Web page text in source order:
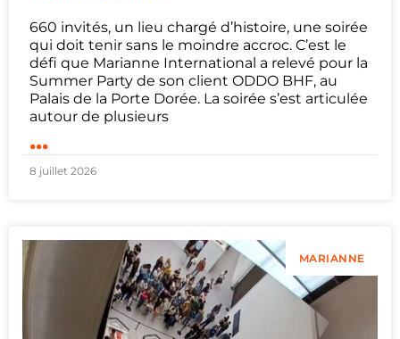
660 invités, un lieu chargé d’histoire, une soirée
qui doit tenir sans le moindre accroc. C’est le
défi que Marianne International a relevé pour la
Summer Party de son client ODDO BHF, au
Palais de la Porte Dorée. La soirée s’est articulée
autour de plusieurs
...
8 juillet 2026
MARIANNE